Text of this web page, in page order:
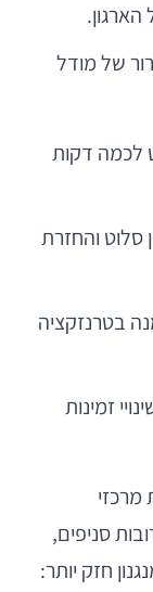
של מודל
לכמה דקות
סלוט והחזרת
בטרנזקציה
זמינות
סניפים,
חזק יותר: